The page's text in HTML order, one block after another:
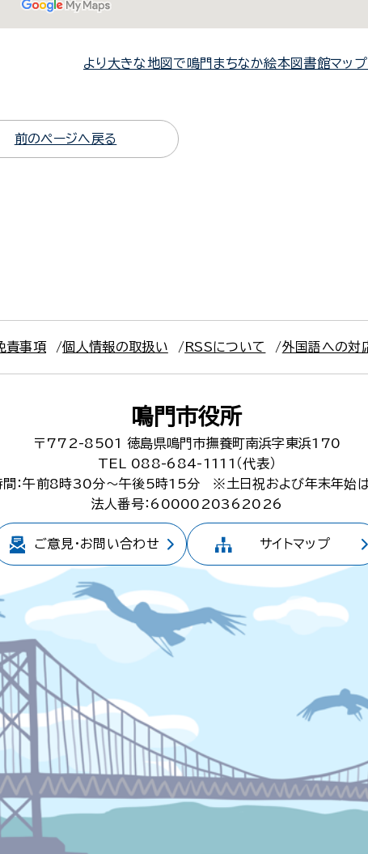
より大きな地図で鳴門まちなか絵本図書館マッ
前のページへ戻る
責事項 個人情報の取扱い RSSについて 外国語への対
鳴門市役所
〒772-8501
徳島県鳴門市撫養町南浜字東浜170
TEL 088-684-1111（代表）
間：午前8時30分～午後5時15分
※土日祝および年末年始
法人番号：6000020362026
ご意見・お問い合わせ サイトマップ